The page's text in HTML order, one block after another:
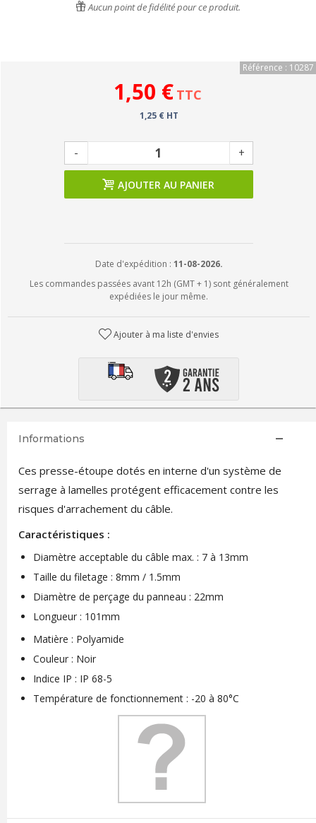
Aucun point de fidélité pour ce produit.
Référence : 10287
1,50 € TTC
1,25 € HT
- +
AJOUTER AU PANIER
Date d'expédition : 11-08-2026.
Les commandes passées avant 12h (GMT + 1) sont généralement
expédiées le jour même.
Ajouter à ma liste d'envies
Informations
Ces presse-étoupe dotés en interne d'un système de
serrage à lamelles protégent efficacement contre les
risques d'arrachement du câble.
Caractéristiques :
Diamètre acceptable du câble max. : 7 à 13mm
Taille du filetage : 8mm / 1.5mm
Diamètre de perçage du panneau : 22mm
Longueur : 101mm
Matière : Polyamide
Couleur : Noir
Indice IP : IP 68-5
Température de fonctionnement : -20 à 80°C